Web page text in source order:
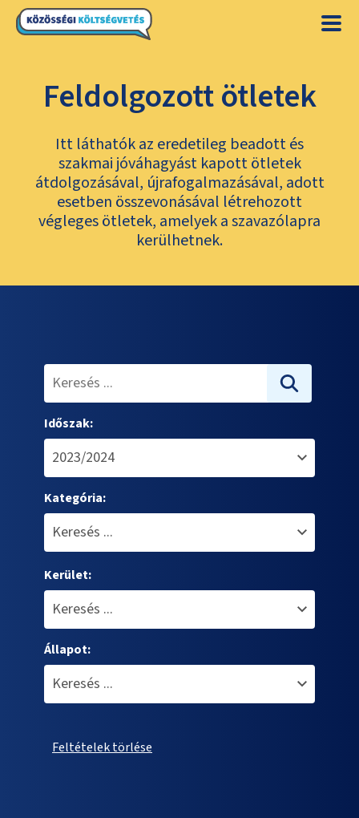
Feldolgozott ötletek
Itt láthatók az eredetileg beadott és
szakmai jóváhagyást kapott ötletek
átdolgozásával, újrafogalmazásával, adott
esetben összevonásával létrehozott
végleges ötletek, amelyek a szavazólapra
kerülhetnek.
Időszak:
Kategória:
Kerület:
Állapot:
Feltételek törlése